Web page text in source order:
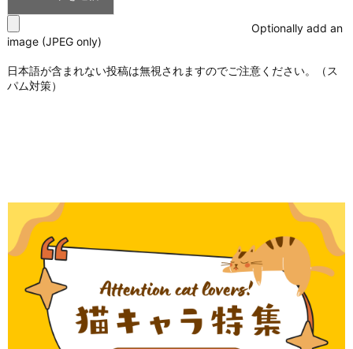
Optionally add an
image (JPEG only)
日本語が含まれない投稿は無視されますのでご注意ください。（ス
パム対策）